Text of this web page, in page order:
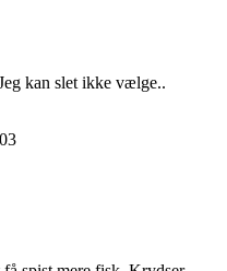
kan slet ikke vælge..